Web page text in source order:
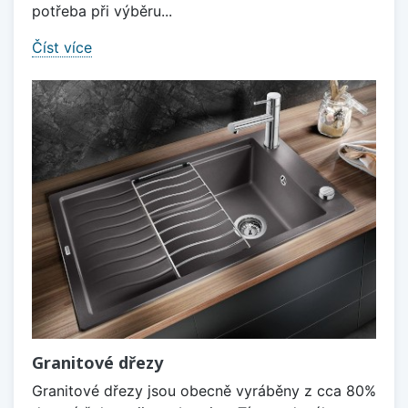
potřeba při výběru...
Číst více
Granitové dřezy
Granitové dřezy jsou obecně vyráběny z cca 80%